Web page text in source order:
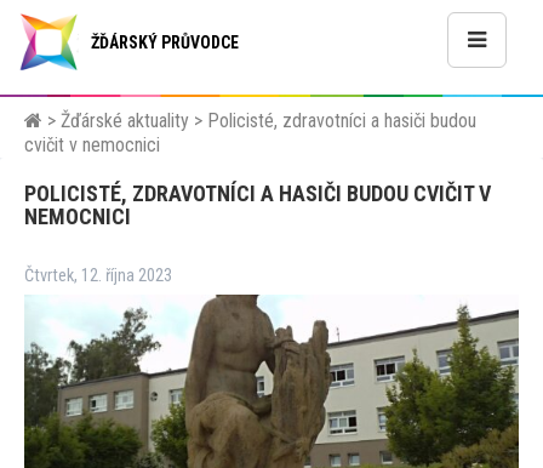
ŽĎÁRSKÝ PRŮVODCE
> Žďárské aktuality > Policisté, zdravotníci a hasiči budou
cvičit v nemocnici
POLICISTÉ, ZDRAVOTNÍCI A HASIČI BUDOU CVIČIT V
NEMOCNICI
Čtvrtek, 12. října 2023